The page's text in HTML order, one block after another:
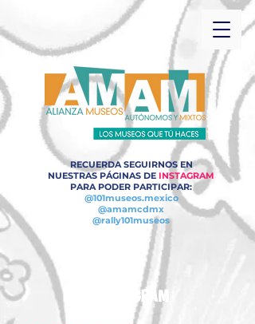
RECUERDA SEGUIRNOS EN
NUESTRAS PÁGINAS DE INSTAGRAM
PARA PODER PARTICIPAR:
@101museos.mexico
@amamcdmx
@rally101museos
INSTAGRAM